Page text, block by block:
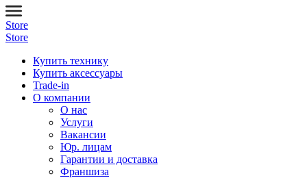
Store
Store
Купить технику
Купить аксессуары
Trade-in
О компании
О нас
Услуги
Вакансии
Юр. лицам
Гарантии и доставка
Франшиза